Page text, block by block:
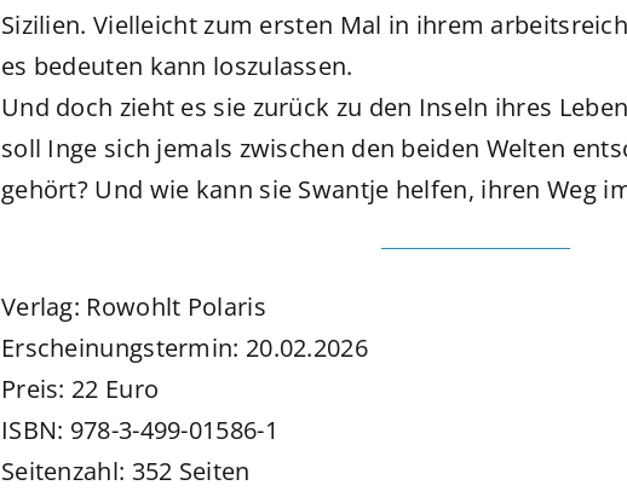
Sizilien. Vielleicht zum ersten Mal in ihrem
es bedeuten kann loszulassen.
Und doch zieht es sie zurück zu den Inseln ihres
soll Inge sich jemals zwischen den beiden Welten
gehört? Und wie kann sie Swantje helfen, ihren Weg
Verlag: Rowohlt Polaris
Erscheinungstermin: 20.02.2026
Preis: 22 Euro
ISBN: 978-3-499-01586-1
Seitenzahl: 352 Seiten